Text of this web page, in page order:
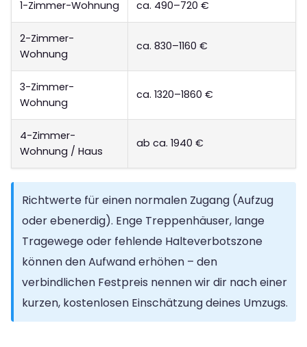
1-Zimmer-Wohnung ca. 490–720 €
2-Zimmer-
Wohnung
ca. 830–1160 €
3-Zimmer-
Wohnung
ca. 1320–1860 €
4-Zimmer-
Wohnung / Haus
ab ca. 1940 €
Richtwerte für einen normalen Zugang (Aufzug
oder ebenerdig). Enge Treppenhäuser, lange
Tragewege oder fehlende Halteverbotszone
können den Aufwand erhöhen – den
verbindlichen Festpreis nennen wir dir nach einer
kurzen, kostenlosen Einschätzung deines Umzugs.